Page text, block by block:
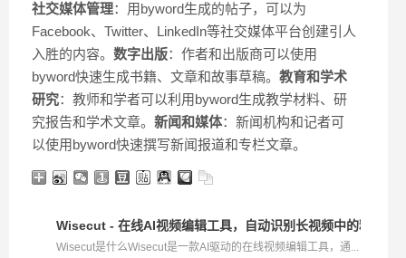
社交媒体管理：用byword生成的帖子，可以为
Facebook、Twitter、LinkedIn等社交媒体平台创建引人
入胜的内容。 数字出版：作者和出版商可以使用
byword快速生成书籍、文章和故事草稿。 教育和学术
研究：教师和学者可以利用byword生成教学材料、研
究报告和学术文章。 新闻和媒体：新闻机构和记者可
以使用byword快速撰写新闻报道和专栏文章。
Wisecut - 在线AI视频编辑工具，自动识别长视频中的精彩片
Wisecut是什么Wisecut是一款AI驱动的在线视频编辑工具，通...